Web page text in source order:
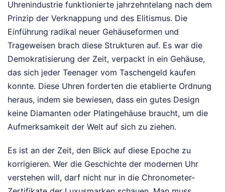
Uhrenindustrie funktionierte jahrzehntelang nach dem
Prinzip der Verknappung und des Elitismus. Die
Einführung radikal neuer Gehäuseformen und
Trageweisen brach diese Strukturen auf. Es war die
Demokratisierung der Zeit, verpackt in ein Gehäuse,
das sich jeder Teenager vom Taschengeld kaufen
konnte. Diese Uhren forderten die etablierte Ordnung
heraus, indem sie bewiesen, dass ein gutes Design
keine Diamanten oder Platingehäuse braucht, um die
Aufmerksamkeit der Welt auf sich zu ziehen.
Es ist an der Zeit, den Blick auf diese Epoche zu
korrigieren. Wer die Geschichte der modernen Uhr
verstehen will, darf nicht nur in die Chronometer-